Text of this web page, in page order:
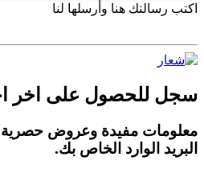
اكتب رسالتك هنا وأرسلها لنا
سجل للحصول على اخر
معلومات مفيدة وعروض
البريد الوارد الخاص بك.